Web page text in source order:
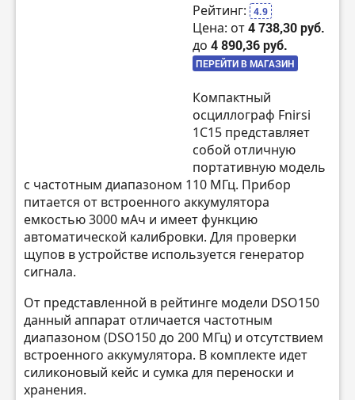
Рейтинг: 4.9
Цена: от4 738,30 руб.
до 4 890,36 руб.
ПЕРЕЙТИ В МАГАЗИН
Компактный
осциллограф Fnirsi
1C15 представляет
собой отличную
портативную модель
с частотным диапазоном 110 МГц. Прибор
питается от встроенного аккумулятора
емкостью 3000 мАч и имеет функцию
автоматической калибровки. Для проверки
щупов в устройстве используется генератор
сигнала.
От представленной в рейтинге модели DSO150
данный аппарат отличается частотным
диапазоном (DSO150 до 200 МГц) и отсутствием
встроенного аккумулятора. В комплекте идет
силиконовый кейс и сумка для переноски и
хранения.